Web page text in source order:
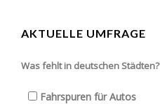
AKTUELLE UMFRAGE
Was fehlt in deutschen Städten?
Fahrspuren für Autos